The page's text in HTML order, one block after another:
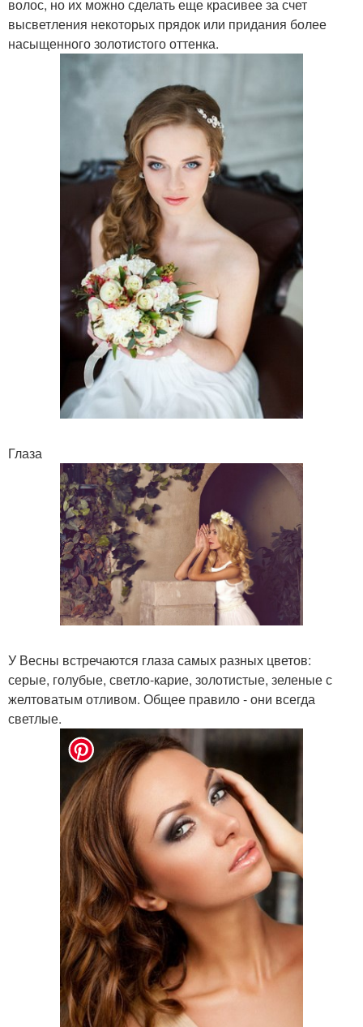
волос, но их можно сделать еще красивее за счет
высветления некоторых прядок или придания более
насыщенного золотистого оттенка.
Глаза
У Весны встречаются глаза самых разных цветов:
серые, голубые, светло-карие, золотистые, зеленые с
желтоватым отливом. Общее правило - они всегда
светлые.